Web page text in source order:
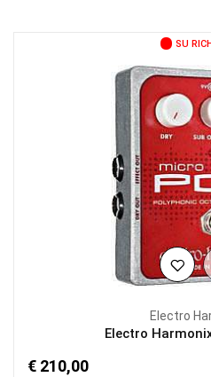
SU
Electro
Electro
€ 210,00